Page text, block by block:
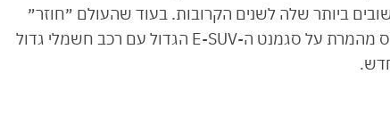
ביותר שלה לשנים הקרובות. בעוד שהעולם ״חוזר״
לרכבי פנאי עם הנעה היברידית/פלאג-אין, לקסוס מהמרת על סגמנט ה-E-SUV הגדול עם רכב חשמלי גדול